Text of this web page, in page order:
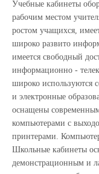
Учебные кабинеты
рабочим местом
ростом учащихся,
широко развито
имеется свободный
информационно -
широко используются
и электронные
оснащены
компьютерами с
принтерами.
Школьные кабинеты
демонстрационным и